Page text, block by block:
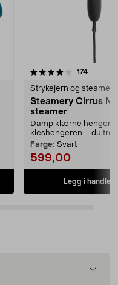
174
Strykejern og steamere
Steamery Cirrus
steamer
Damp klærne
kleshengeren – du tre...
Farge: Svart
599,00
Legg i
4.0av 5 stjerner